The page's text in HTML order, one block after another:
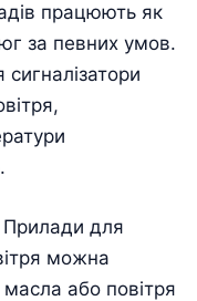
працюють як
за певних умов.
Прилади для
можна
або повітря